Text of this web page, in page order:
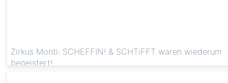
Zirkus Monti: SCHEFFIN! & SCHTiFFT waren wiederum
begeistert!